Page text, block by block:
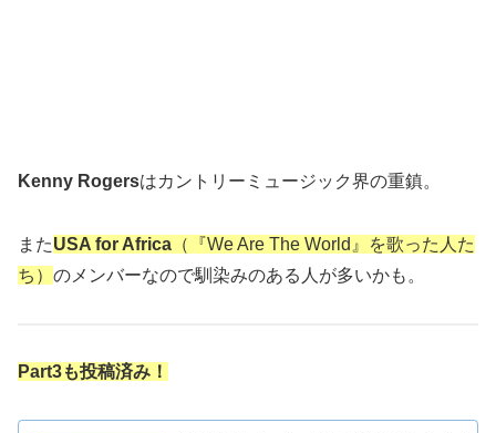
Kenny Rogersはカントリーミュージック界の重鎮。
またUSA for Africa （『We Are The World』を歌った人た
ち） のメンバーなので馴染みのある人が多いかも。
Part3も投稿済み！